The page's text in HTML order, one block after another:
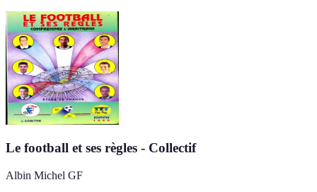
Le football et ses règles - Collectif
Albin Michel GF